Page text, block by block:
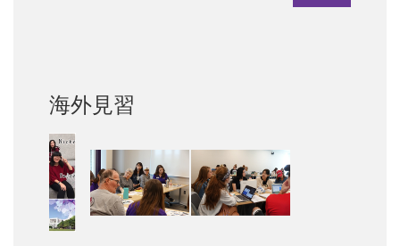
海外見習